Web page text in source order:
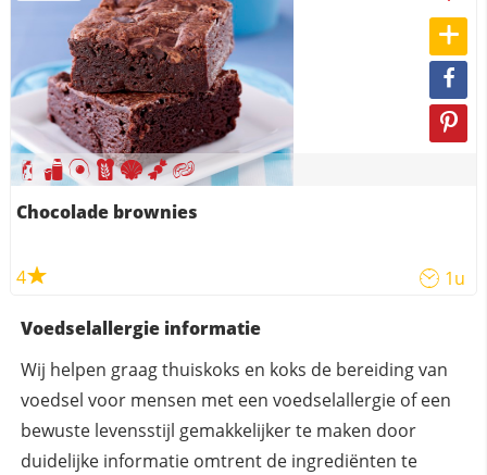
Chocolade brownies
4 1u
Voedselallergie informatie
Wij helpen graag thuiskoks en koks de bereiding van
voedsel voor mensen met een voedselallergie of een
bewuste levensstijl gemakkelijker te maken door
duidelijke informatie omtrent de ingrediënten te